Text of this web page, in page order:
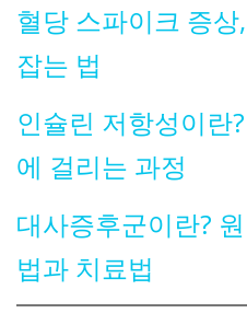
혈당 스파이크 증
잡는 법
인슐린 저항성이란
에 걸리는 과정
대사증후군이란?
법과 치료법